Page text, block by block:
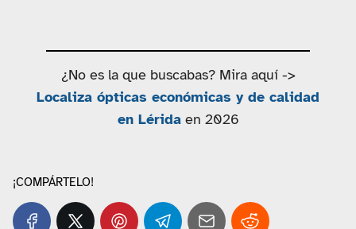
¿No es la que buscabas? Mira aquí ->
Localiza ópticas económicas y de calidad
en Léridaen 2026
¡COMPÁRTELO!